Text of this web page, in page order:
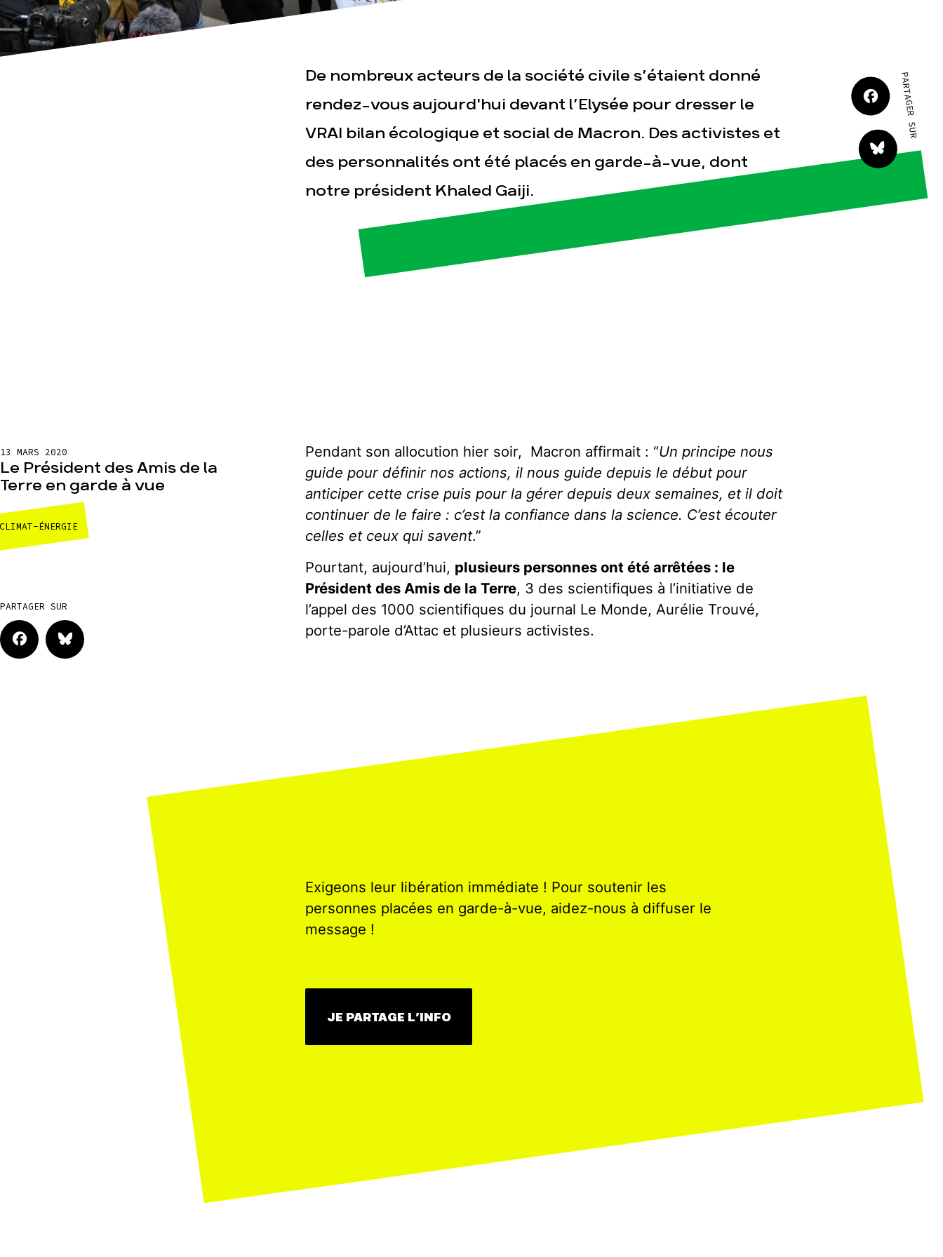
Espace presse Publications Contact
De nombreux acteurs de la société civile s’étaient donné
rendez-vous aujourd'hui devant l’Elysée pour dresser le
VRAI bilan écologique et social de Macron. Des activistes et
des personnalités ont été placés en garde-à-vue, dont
notre président Khaled Gaiji.
PARTAGER SUR
13 MARS 2020
Le Président des Amis de la
Terre en garde à vue
ÉNERGIE
PARTAGER SUR
Pendant son allocution hier soir, Macron affirmait : “Un principe nous
guide pour définir nos actions, il nous guide depuis le début pour
anticiper cette crise puis pour la gérer depuis deux semaines, et il doit
continuer de le faire : c’est la confiance dans la science. C’est écouter
celles et ceux qui savent.”
Pourtant, aujourd’hui, plusieurs personnes ont été arrêtées : le
Président des Amis de la Terre, 3 des scientifiques à l’initiative de
l’appel des 1000 scientifiques du journal Le Monde, Aurélie Trouvé,
porte-parole d’Attac et plusieurs activistes.
Exigeons leur libération immédiate ! Pour soutenir les
personnes placées en garde-à-vue, aidez-nous à diffuser le
message !
JE PARTAGE L’INFO